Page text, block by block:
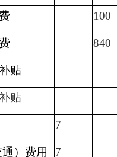
100
840
贴
贴
7
）费用 7